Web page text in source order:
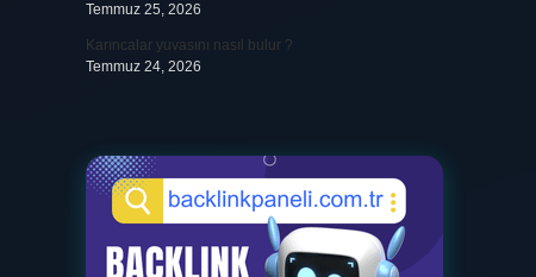
Temmuz 25, 2026
Karıncalar yuvasını nasıl bulur ?
Temmuz 24, 2026